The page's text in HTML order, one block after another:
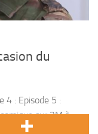
du
4 : Episode 5 :
sur 2M à